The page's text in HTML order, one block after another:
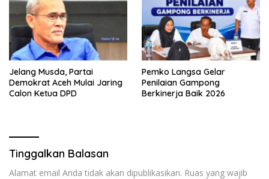
Jelang Musda, Partai
Demokrat Aceh Mulai Jaring
Calon Ketua DPD
Pemko Langsa Gelar
Penilaian Gampong
Berkinerja Baik 2026
Tinggalkan Balasan
Alamat email Anda tidak akan dipublikasikan. Ruas yang wajib